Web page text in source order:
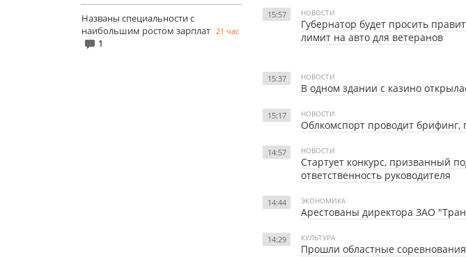
Названы специальности с
наибольшим ростом зарплат 21 час
1
15:57 НОВОСТИ
Губернатор будет просить
лимит на авто для ветеранов
15:37 НОВОСТИ
В одном здании с казино
15:17 НОВОСТИ
Облкомспорт проводит
14:57 НОВОСТИ
Стартует конкурс, призванный
ответственность руководителя
14:44 ЭКОНОМИКА
Арестованы директора ЗАО
14:29 КУЛЬТУРА
Прошли областные